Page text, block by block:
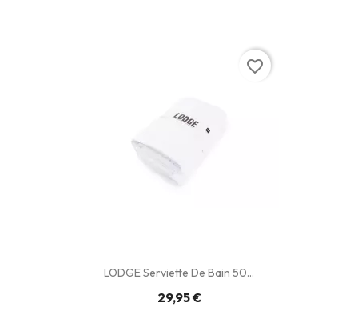
LODGE Serviette De Bain 50...
29,95 €
favorite_border